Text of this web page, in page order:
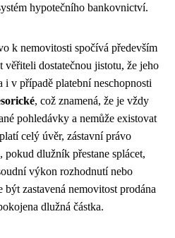
hypotečního bankovnictví.
k nemovitosti spočívá především
dostatečnou jistotu, že jeho
i v případě platební neschopnosti
, což znamená, že je vždy
pohledávky a nemůže existovat
celý úvěr, zástavní právo
dlužník přestane splácet,
výkon rozhodnutí nebo
zastavená nemovitost prodána
dlužná částka.